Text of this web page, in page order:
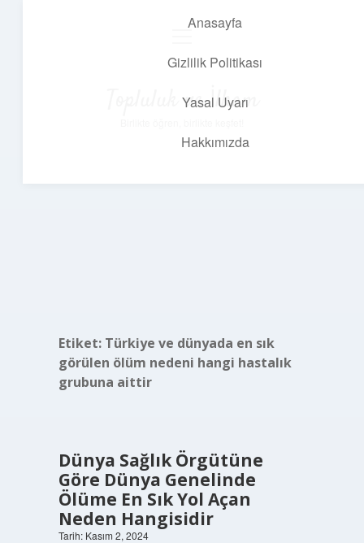
Anasayfa
Gizlilik Politikası
Yasal Uyarı
Hakkımızda
Topluluk ve İlham
Etiket: Türkiye ve dünyada en sık
görülen ölüm nedeni hangi hastalık
grubuna aittir
Dünya Sağlık Örgütüne
Göre Dünya Genelinde
Ölüme En Sık Yol Açan
Neden Hangisidir
Tarih: Kasım 2, 2024